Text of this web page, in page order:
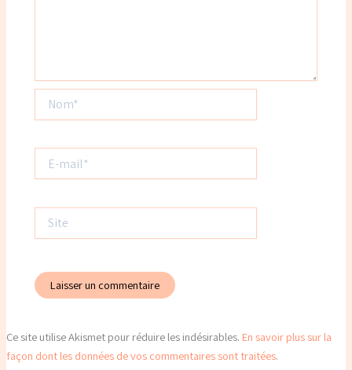
mail*
Ce site utilise Akismet pour réduire les indésirables. En savoir plus sur la
façon dont les données de vos commentaires sont traitées.